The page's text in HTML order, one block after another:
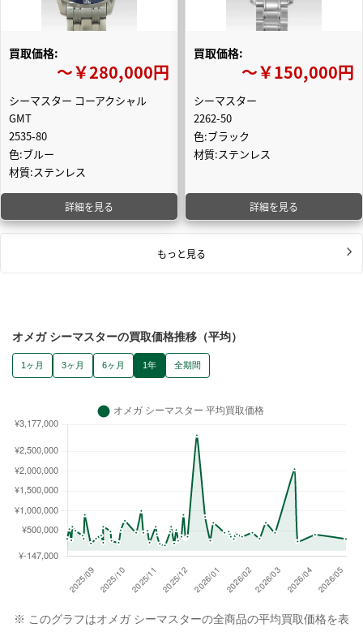
買取価格:
〜￥280,000円
シーマスター コーアクシャル
GMT
2535-80
色:ブルー
材質:ステンレス
詳細を見る
買取価格:
〜￥150,000円
シーマスター
2262-50
色:ブラック
材質:ステンレス
詳細を見る
もっと見る
オメガ シーマスターの買取価格推移（平均）
1ヶ月 3ヶ月 6ヶ月 1年 全期間
※ このグラフはオメガ シーマスターの全商品の平均買取価格を表